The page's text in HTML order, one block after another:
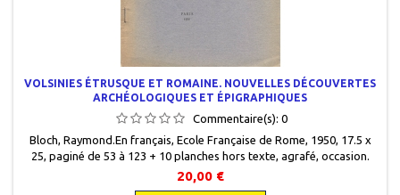
VOLSINIES ÉTRUSQUE ET ROMAINE. NOUVELLES DÉCOUVERTES
ARCHÉOLOGIQUES ET ÉPIGRAPHIQUES
Commentaire(s): 0
Bloch, Raymond.En français, Ecole Française de Rome, 1950, 17.5 x
25, paginé de 53 à 123 + 10 planches hors texte, agrafé, occasion.
Couverture avec les bords insolés. Bon état intérieur. 29 figures en
noir et en blanc in texte et hors texte.
20,00 €